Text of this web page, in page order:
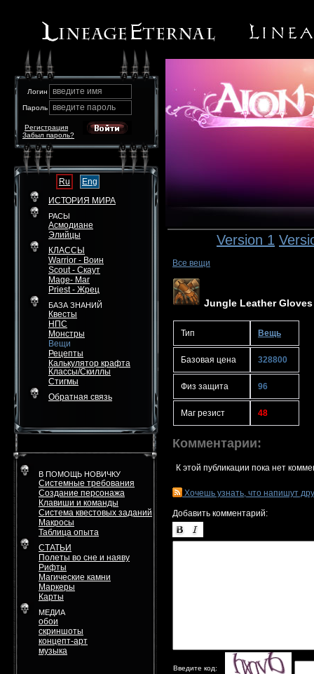
Логин введите имя
Пароль введите пароль
Забыл пароль?
Регистрация
Ru
Eng
ИСТОРИЯ МИРА
РАСЫ
Асмодиане
Элийцы
КЛАССЫ
Warrior - Воин
Scout - Скаут
Mage- Маг
Priest - Жрец
БАЗА ЗНАНИЙ
Квесты
НПС
Монстры
Вещи
Рецепты
Калькулятор крафта
Классы/Скиллы
Стигмы
Обратная связь
В ПОМОЩЬ НОВИЧКУ
Системные требования
Создание персонажа
Клавиши и команды
Система квестовых заданий
Макросы
Таблица опыта
СТАТЬИ
Полеты во сне и наяву
Рифты
Магические камни
Маркеры
Карты
МЕДИА
обои
скриншоты
концепт-арт
музыка
Version 1
Все вещи
Jungle Leather Gloves
Тип Вещь
Базовая цена 328800
Физ защита 96
Маг резист 48
Комментарии:
К этой публикации пока нет
Хочешь узнать, что напишут
Добавить комментарий:
Введите код: